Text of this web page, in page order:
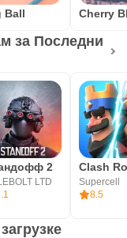
Ball
за Последни
2
LTD
Clash
Supercell
8.5